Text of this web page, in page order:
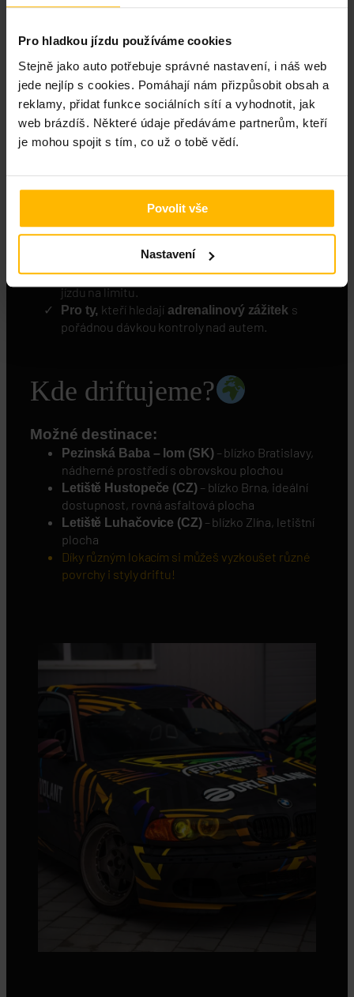
Pro hladkou jízdu používáme cookies
Stejně jako auto potřebuje správné nastavení, i náš web
jede nejlíp s cookies. Pomáhají nám přizpůsobit obsah a
reklamy, přidat funkce sociálních sítí a vyhodnotit, jak
web brázdíš. Některé údaje předáváme partnerům, kteří
je mohou spojit s tím, co už o tobě vědí.
Povolit vše
Nastavení
osob a ploše jde na finanční odpovědnost řidiče.
Pro koho je tento kurz
Pro začátečníky,kteří chtějí pochopit, jak
Pro nadšence do driftování,kteří chtějí
posunout své schopnosti na vyšší úroveň.
Pro řidiče,kteří si chtějíbezpečněvyzkoušet
jízdu na limitu.
Pro ty, kteří hledajíadrenalinový zážitek s
pořádnou dávkou kontroly nad autem.
Kde driftujeme?
Možné destinace:
Pezinská Baba – lom (SK)– blízko Bratislavy,
nádherné prostředí s obrovskou plochou
Letiště Hustopeče (CZ)– blízko Brna, ideální
dostupnost, rovná asfaltová plocha
Letiště Luhačovice (CZ)– blízko Zlína, letištní
plocha
Díky různým lokacím si můžeš vyzkoušet různé
povrchy i styly driftu!